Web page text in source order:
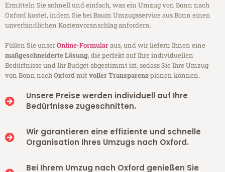
Ermitteln Sie schnell und einfach, was ein Umzug von Bonn nach
Oxford kostet, indem Sie bei Baum Umzugsservice aus Bonn einen
unverbindlichen Kostenvoranschlag anfordern.
Füllen Sie unserOnline-Formularaus, und wir liefern Ihnen eine
maßgeschneiderte Lösung, die perfekt auf Ihre individuellen
Bedürfnisse und Ihr Budget abgestimmt ist, sodass Sie Ihre Umzug
von Bonn nach Oxford mitvoller Transparenzplanen können.
Unsere Preise werden individuell auf Ihre
Bedürfnisse zugeschnitten.
Wir garantieren eine effiziente und schnelle
Organisation Ihres Umzugs nach Oxford.
Bei Ihrem Umzug nach Oxford genießen Sie